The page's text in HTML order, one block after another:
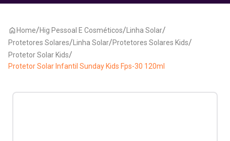
Home/Hig Pessoal E Cosméticos/ Linha Solar/
Protetores Solares/ Linha Solar/Protetores Solares Kids/
Protetor Solar Kids/
Protetor Solar Infantil Sunday Kids Fps-30 120ml